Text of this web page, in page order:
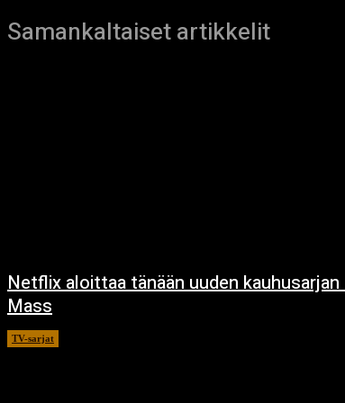
Samankaltaiset artikkelit
Netflix aloittaa tänään uuden
Mass
TV-sarjat